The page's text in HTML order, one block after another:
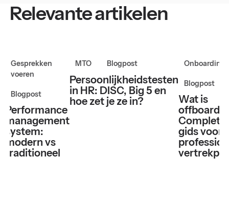
Relevante artikelen
Gesprekken
voeren
Blogpost
Performance
management
system:
modern vs
traditioneel
MTO Blogpost
Persoonlijkheidstesten
in HR: DISC, Big 5 en
hoe zet je ze in?
Onboarding
Blogpost
Wat is
Complete
gids voor